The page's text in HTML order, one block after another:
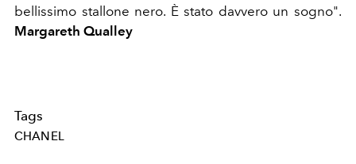
bellissimo stallone nero. È stato davvero un sogno".
Margareth Qualley
Tags
CHANEL